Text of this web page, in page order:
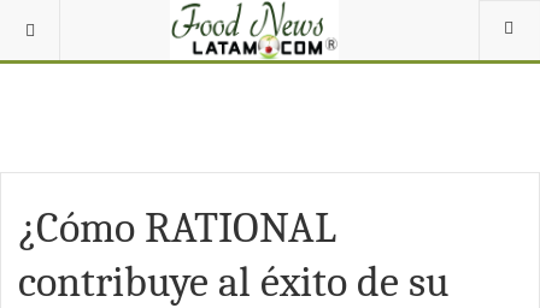
¿Cómo RATIONAL
contribuye al éxito de su